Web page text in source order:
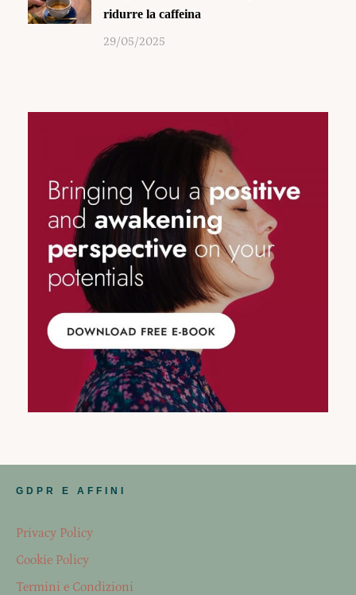
ridurre la caffeina
29/05/2025
GDPR E AFFINI
Privacy Policy
Cookie Policy
Termini e Condizioni